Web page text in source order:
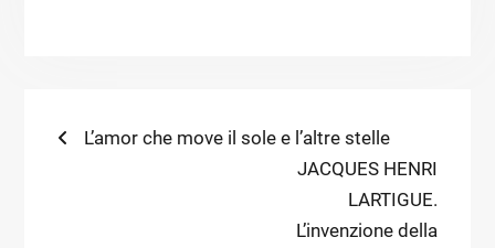
Navigazione
Previous
L’amor che move il sole e l’altre stelle
Next
JACQUES HENRI
LARTIGUE.
L’invenzione della